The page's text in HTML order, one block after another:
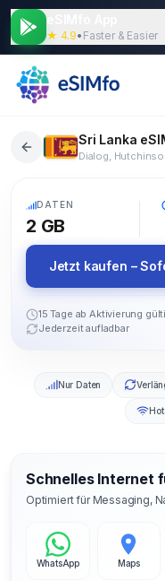
★ 4.9• Faster & Easier
Sri Lanka
Dialog,
DATEN
2 GB
Jetzt kaufen –
15 Tage ab Aktivierung
Jederzeit aufladbar
Nur Daten
Schnelles Internet
Optimiert für Messaging,
WhatsApp Maps